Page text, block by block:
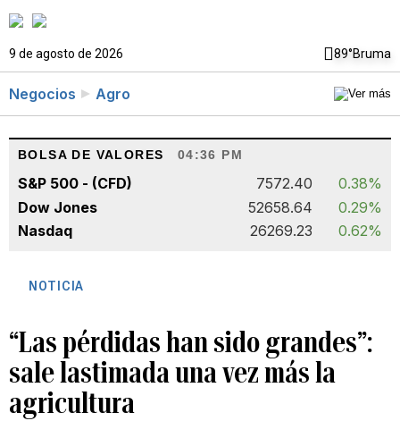
9 de agosto de 2026 89°Bruma
Negocios Agro
BOLSA DE VALORES 04:36 PM
S&P 500 - (CFD) 7572.40
0.38%
Dow Jones
52658.64
0.29%
Nasdaq
26269.23 0.62%
NOTICIA
“Las pérdidas han sido grandes”:
sale lastimada una vez más la
agricultura